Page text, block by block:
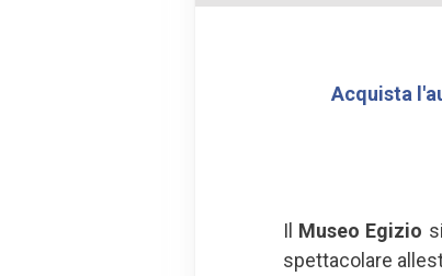
Acquista
Il Museo Egizio
spettacolare